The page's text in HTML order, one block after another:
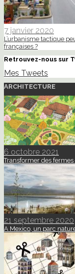
7 janvier 2020
L’urbanisme tactique
françaises ?
Retrouvez-nous sur
Mes Tweets
ARCHITECTURE
6 octobre 2021
Transformer des
21 septembre 2020
A Mexico, un parc